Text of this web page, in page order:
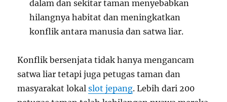
dalam dan sekitar taman menyebabkan
hilangnya habitat dan meningkatkan
konflik antara manusia dan satwa liar.
Konflik bersenjata tidak hanya mengancam
satwa liar tetapi juga petugas taman dan
masyarakat lokalslot jepang. Lebih dari 200